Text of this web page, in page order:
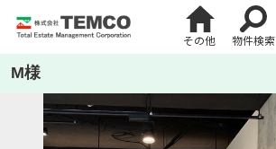
その他 物件検索
M様